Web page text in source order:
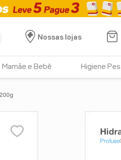
Nossas lojas
Mamãe e Bebê Higiene
Profuse